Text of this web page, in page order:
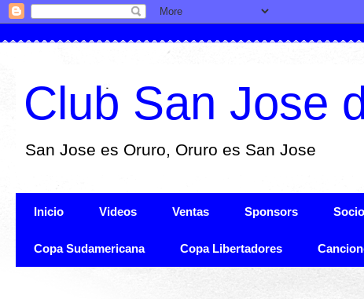
Club San Jose
San Jose es Oruro, Oruro es San Jose
Inicio Videos Ventas Sponsors
Copa Sudamericana Copa Libertadores